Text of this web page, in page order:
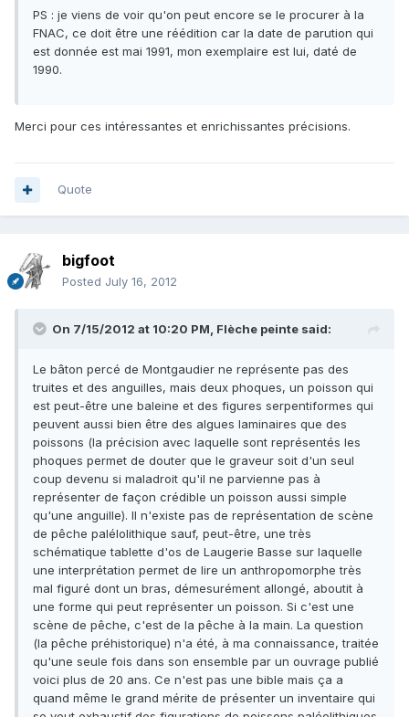
PS : je viens de voir qu'on peut encore se le procurer à la
FNAC, ce doit être une réédition car la date de parution qui
est donnée est mai 1991, mon exemplaire est lui, daté de
1990.
Merci pour ces intéressantes et enrichissantes précisions.
Quote
bigfoot
Posted July 16, 2012
On 7/15/2012 at 10:20 PM, Flèche peinte said:
Le bâton percé de Montgaudier ne représente pas des
truites et des anguilles, mais deux phoques, un poisson qui
est peut-être une baleine et des figures serpentiformes qui
peuvent aussi bien être des algues laminaires que des
poissons (la précision avec laquelle sont représentés les
phoques permet de douter que le graveur soit d'un seul
coup devenu si maladroit qu'il ne parvienne pas à
représenter de façon crédible un poisson aussi simple
qu'une anguille). Il n'existe pas de représentation de scène
de pêche palélolithique sauf, peut-être, une très
schématique tablette d'os de Laugerie Basse sur laquelle
une interprétation permet de lire un anthropomorphe très
mal figuré dont un bras, démesurément allongé, aboutit à
une forme qui peut représenter un poisson. Si c'est une
scène de pêche, c'est de la pêche à la main. La question
(la pêche préhistorique) n'a été, à ma connaissance, traitée
qu'une seule fois dans son ensemble par un ouvrage publié
voici plus de 20 ans. Ce n'est pas une bible mais ça a
quand même le grand mérite de présenter un inventaire qui